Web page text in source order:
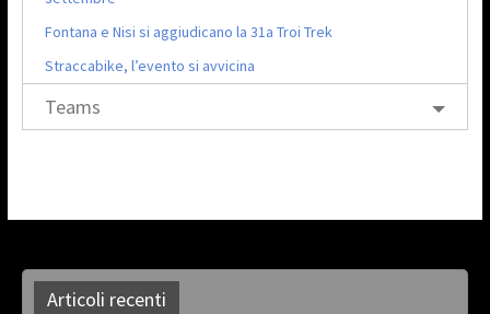
Fontana e Nisi si aggiudicano la 31a Troi Trek
Straccabike, l’evento si avvicina
Teams
Articoli recenti